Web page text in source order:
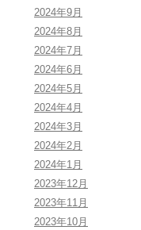
2024年9月
2024年8月
2024年7月
2024年6月
2024年5月
2024年4月
2024年3月
2024年2月
2024年1月
2023年12月
2023年11月
2023年10月